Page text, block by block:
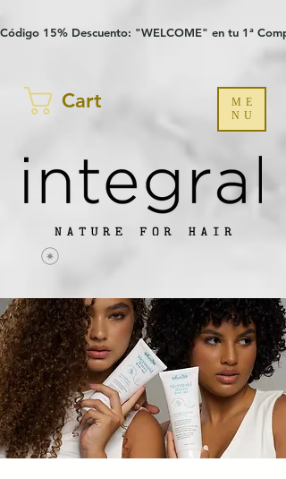
Código 15% Descuento: "WELCOME" en tu 1ª
Cart
ME
NU